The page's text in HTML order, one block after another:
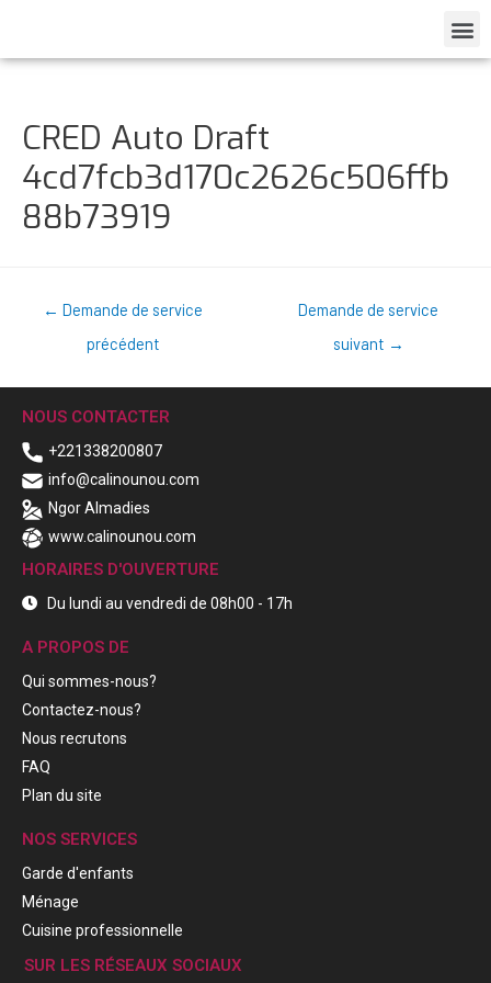
CRED Auto Draft
4cd7fcb3d170c2626c506ffb
88b73919
← Demande de service
précédent
Demande de service
suivant →
NOUS CONTACTER
+221338200807
info@calinounou.com
Ngor Almadies
www.calinounou.com
HORAIRES D'OUVERTURE
Du lundi au vendredi de 08h00 - 17h
A PROPOS DE
Qui sommes-nous?
Contactez-nous?
Nous recrutons
FAQ
Plan du site
NOS SERVICES
Garde d'enfants
Ménage
Cuisine professionnelle
SUR LES RÉSEAUX SOCIAUX